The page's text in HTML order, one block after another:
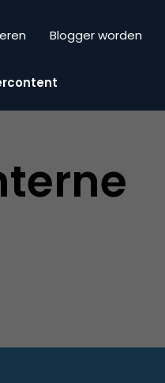
Blogger worden